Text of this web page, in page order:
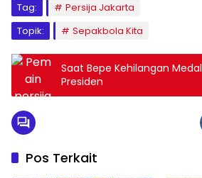
Tag:
Persija Jakarta
Topik:
Sepakbola Kita
Saat Bepe Kehilangan
Presiden
Pos Terkait